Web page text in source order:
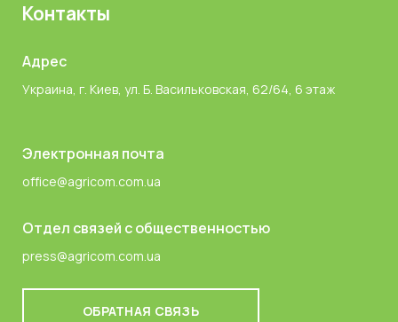
Контакты
Адрес
Украина, г. Киев, ул. Б. Васильковская, 62/64, 6 этаж
Электронная почта
office@agricom.com.ua
Отдел связей с общественностью
press@agricom.com.ua
ОБРАТНАЯ СВЯЗЬ